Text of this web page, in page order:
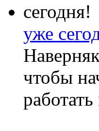
уже
чтобы